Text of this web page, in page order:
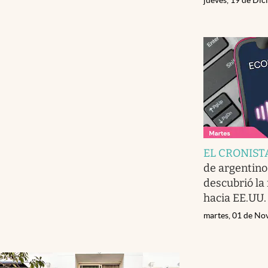
EL
de
descubrió
hacia EE.UU.
martes, 01 de